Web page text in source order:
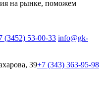
на рынке, поможем
(3452) 53-00-33 info@gk-
39+7 (343) 363-95-98